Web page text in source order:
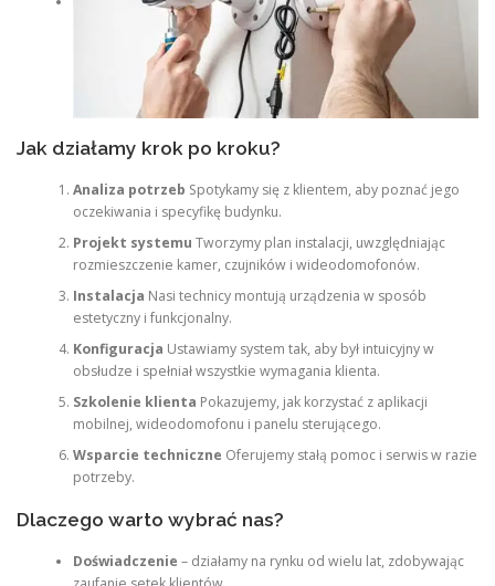
Jak działamy krok po kroku?
Analiza potrzeb Spotykamy się z klientem, aby poznać jego
oczekiwania i specyfikę budynku.
Projekt systemu Tworzymy plan instalacji, uwzględniając
rozmieszczenie kamer, czujników i wideodomofonów.
Instalacja Nasi technicy montują urządzenia w sposób
estetyczny i funkcjonalny.
Konfiguracja Ustawiamy system tak, aby był intuicyjny w
obsłudze i spełniał wszystkie wymagania klienta.
Szkolenie klienta Pokazujemy, jak korzystać z aplikacji
mobilnej, wideodomofonu i panelu sterującego.
Wsparcie techniczne Oferujemy stałą pomoc i serwis w razie
potrzeby.
Dlaczego warto wybrać nas?
Doświadczenie – działamy na rynku od wielu lat, zdobywając